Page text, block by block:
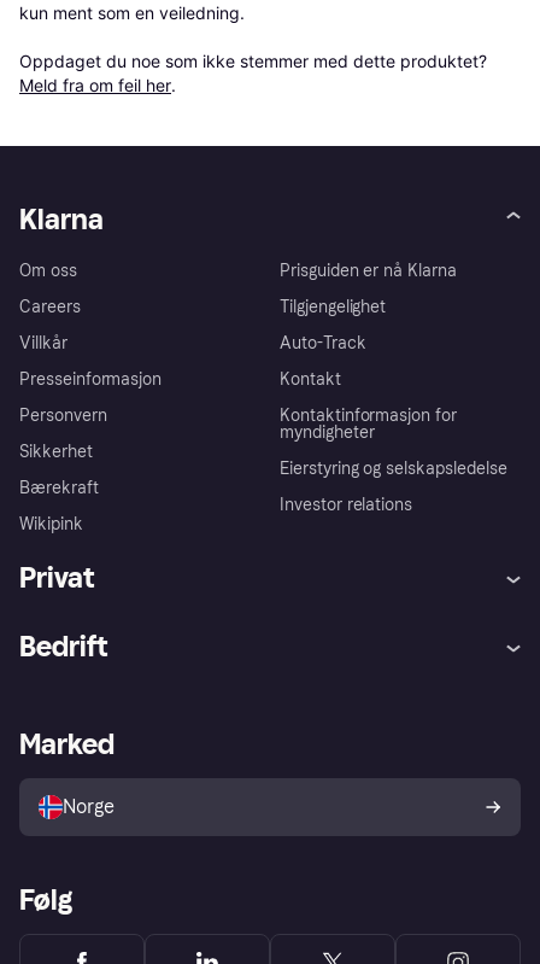
kun ment som en veiledning.
Oppdaget du noe som ikke stemmer med dette produktet?
Meld fra om feil her.
Klarna
Om oss
Careers
Villkår
Presseinformasjon
Personvern
Sikkerhet
Bærekraft
Wikipink
Prisguiden er nå Klarna
Tilgjengelighet
Auto-Track
Kontakt
Kontaktinformasjon for
myndigheter
Eierstyring og selskapsledelse
Investor relations
Privat
Utforsk butikker
Bedrift
Merchant portal
Marked
Norge
Følg